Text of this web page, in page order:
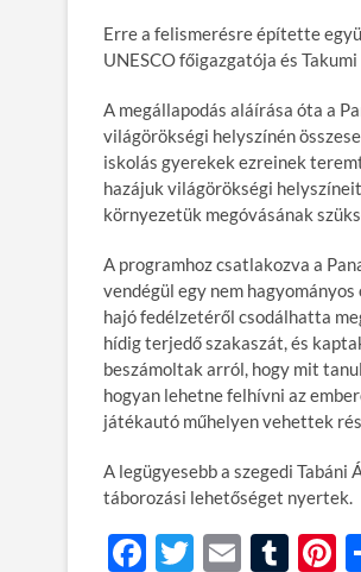
Erre a felismerésre építette
UNESCO főigazgatója és
A megállapodás aláírása óta a
világörökségi helyszínén
iskolás gyerekek ezreinek
hazájuk világörökségi
környezetük megóvásának
A programhoz csatlakozva a
vendégül egy nem
hajó fedélzetéről csodálhatta
hídig terjedő szakaszát, és
beszámoltak arról, hogy mit
hogyan lehetne felhívni az
játékautó műhelyen vehettek
A legügyesebb a szegedi
táborozási lehetőséget nyertek.
F
T
E
T